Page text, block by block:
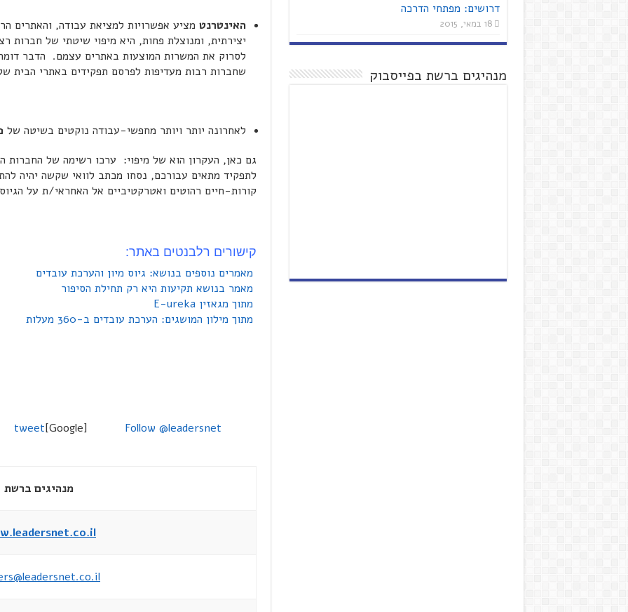
האינטרנט מציע אפשרויות למציאת עבודה, והאתרים
יצירתית, ומנוצלת פחות, היא מיפוי שיטתי של חברות
לסרוק את המשרות המוצעות באתרים עצמם. הדבר
שחברות רבות מעדיפות לפרסם תפקידים באתרי הבית
לאחרונה יותר ויותר מחפשי-עבודה נוקטים בשיטה של
גם כאן, העקרון הוא של מיפוי: ערכו רשימה של החברות
לתפקיד מתאים עבורכם, נסחו מכתב לוואי שקשה יהיה
קורות-חיים רהוטים ואטרקטיביים אל האחראי/ת על
קישורים רלבנטים באתר:
מאמרים נוספים בנושא: גיוס מיון והערכת עובדים
מאמר בנושא תקיעות היא רק תחילת הסיפור
מתוך מגאזין E-ureka
מתוך מילון המושגים: הערכת עובדים ב-360 מעלות
tweet[Google] Follow @leadersnet
מנהיגים ברשת
דרושים: מפתחי הדרכה
18 במאי, 2015
מנהיגים ברשת בפייסבוק